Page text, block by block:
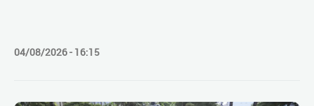
04/08/2026 - 16:15